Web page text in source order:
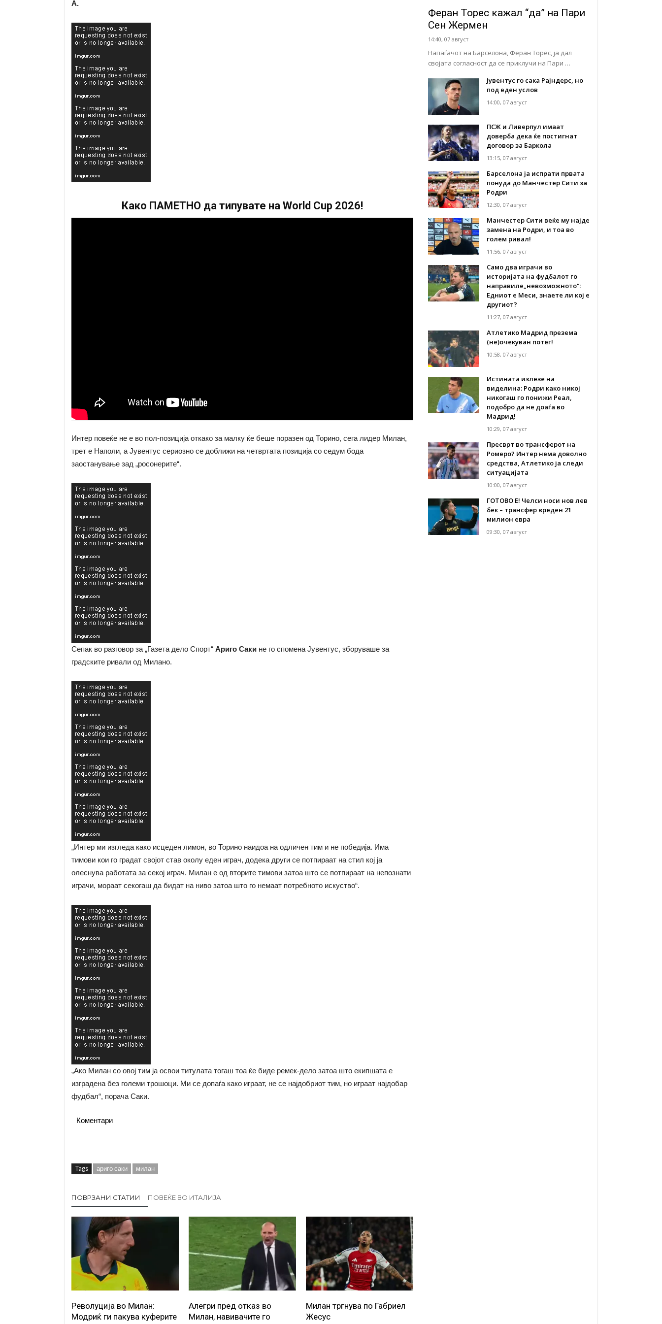
А.
Како ПАМЕТНО да типувате на World Cup 2026!
Интер повеќе не е во пол-позиција откако за малку ќе беше поразен од Торино, сега лидер Милан,
трет е Наполи, а Јувентус сериозно се доближи на четвртата позиција со седум бода
заостанување зад „росонерите“.
Сепак во разговор за „Газета дело Спорт“Ариго Саки не го спомена Јувентус, зборуваше за
градските ривали од Милано.
„Интер ми изгледа како исцеден лимон, во Торино наидоа на одличен тим и не победија. Има
тимови кои го градат својот став околу еден играч, додека други се потпираат на стил кој ја
олеснува работата за секој играч. Милан е од вторите тимови затоа што се потпираат на непознати
играчи, мораат секогаш да бидат на ниво затоа што го немаат потребното искуство“.
„Ако Милан со овој тим ја освои титулата тогаш тоа ќе биде ремек-дело затоа што екипшата е
изградена без големи трошоци. Ми се допаѓа како играат, не се најдобриот тим, но играат најдобар
фудбал“, порача Саки.
Коментари
Tags ариго саки милан
ПОВРЗАНИ СТАТИИ ПОВЕЌЕ ВО ИТАЛИЈА
Револуција во Милан:
Модриќ ги пакува куферите
Алегри пред отказ во
Милан, навивачите го
Милан тргнува по Габриел
Жесус
Феран Торес кажал “да” на Пари
Сен Жермен
14:40, 07 август
Напаѓачот на Барселона, Феран Торес, ја дал
својата согласност да се приклучи на Пари …
Јувентус го сака Рајндерс, но
под еден услов
14:00, 07 август
ПСЖ и Ливерпул имаат
доверба дека ќе постигнат
договор за Баркола
13:15, 07 август
Барселона ја испрати првата
понуда до Манчестер Сити за
Родри
12:30, 07 август
Манчестер Сити веќе му најде
замена на Родри, и тоа во
голем ривал!
11:56, 07 август
Само два играчи во
историјата на фудбалот го
направиле„невозможното“:
Едниот е Меси, знаете ли кој е
другиот?
11:27, 07 август
Атлетико Мадрид презема
(не)очекуван потег!
10:58, 07 август
Истината излезе на
виделина: Родри како никој
никогаш го понижи Реал,
подобро да не доаѓа во
Мадрид!
10:29, 07 август
Пресврт во трансферот на
Ромеро? Интер нема доволно
средства, Атлетико ја следи
ситуацијата
10:00, 07 август
ГОТОВО Е! Челси носи нов лев
бек – трансфер вреден 21
милион евра
09:30, 07 август